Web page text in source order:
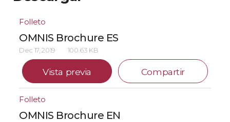
Folleto
OMNIS Brochure ES
Dec 17, 2019 100.63 KB
Vista previa Compartir
Folleto
OMNIS Brochure EN